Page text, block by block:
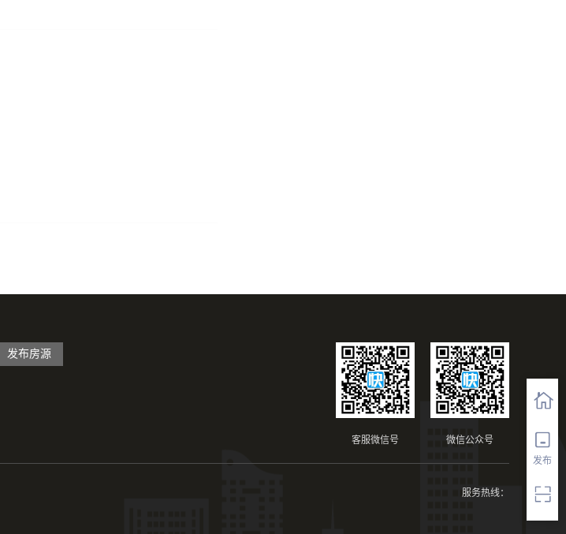
发布
发布房源
微信公众号
客服微信号
服务热线：